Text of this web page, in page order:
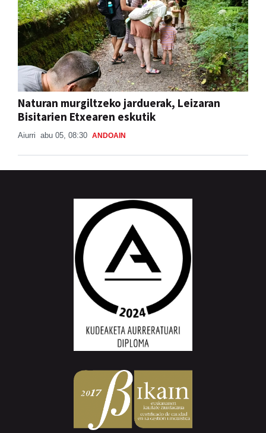
Naturan murgiltzeko jarduerak, Leizaran
Bisitarien Etxearen eskutik
Aiurri abu 05, 08:30 ANDOAIN